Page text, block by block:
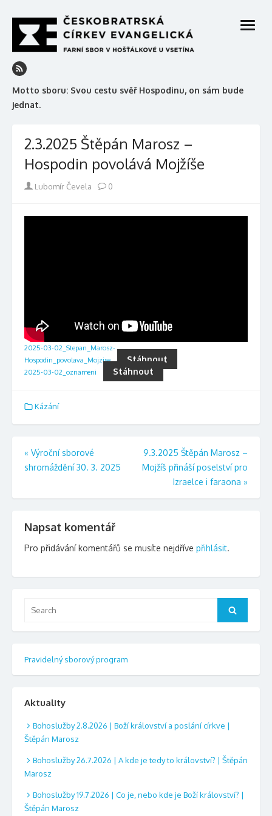
to
content
Motto sboru: Svou cestu svěř Hospodinu, on sám bude
jednat.
open
2.3.2025 Štěpán Marosz –
Hospodin povolává Mojžíše
Author
Lubomír Čevela 0
2025-03-02_Stepan_Marosz-
Hospodin_povolava_Mojzise
Stáhnout
2025-03-02_oznameni Stáhnout
Kázání
Navigace
pro
« Výroční sborové
shromáždění 30. 3. 2025
9.3.2025 Štěpán Marosz –
Mojžíš přináší poselství pro
Izraelce i faraona »
Napsat komentář
Pro přidávání komentářů se musíte nejdříve přihlásit.
Search
Pravidelný sborový program
Aktuality
Bohoslužby 2.8.2026 | Boží království a poslání církve |
Štěpán Marosz
Bohoslužby 26.7.2026 | A kde je tedy to království? | Štěpán
Marosz
Bohoslužby 19.7.2026 | Co je, nebo kde je Boží království? |
Štěpán Marosz